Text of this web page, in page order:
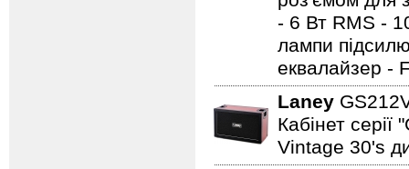
- 6 Вт RMS -
лампи
еквалайзер -
Laney
Кабінет
Vintage 30's